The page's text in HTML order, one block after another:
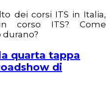
dei corsi ITS in Italia,
corso ITS? Come
quarta tappa
di